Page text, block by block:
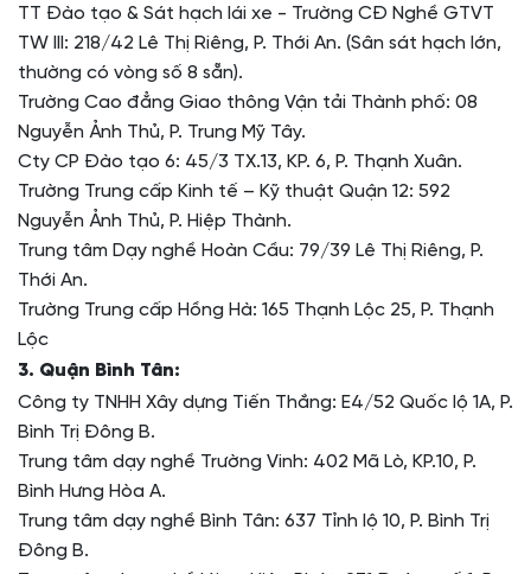
TT Đào tạo & Sát hạch lái xe - Trường CĐ Nghề GTVT
TW III: 218/42 Lê Thị Riêng, P. Thới An. (Sân sát hạch lớn,
thường có vòng số 8 sẵn).
Trường Cao đẳng Giao thông Vận tải Thành phố: 08
Nguyễn Ảnh Thủ, P. Trung Mỹ Tây.
Cty CP Đào tạo 6: 45/3 TX.13, KP. 6, P. Thạnh Xuân.
Trường Trung cấp Kinh tế – Kỹ thuật Quận 12: 592
Nguyễn Ảnh Thủ, P. Hiệp Thành.
Trung tâm Dạy nghề Hoàn Cầu: 79/39 Lê Thị Riêng, P.
Thới An.
Trường Trung cấp Hồng Hà: 165 Thạnh Lộc 25, P. Thạnh
Lộc
3. Quận Bình Tân:
Công ty TNHH Xây dựng Tiến Thắng: E4/52 Quốc lộ 1A, P.
Bình Trị Đông B.
Trung tâm dạy nghề Trường Vinh: 402 Mã Lò, KP.10, P.
Bình Hưng Hòa A.
Trung tâm dạy nghề Bình Tân: 637 Tỉnh lộ 10, P. Bình Trị
Đông B.